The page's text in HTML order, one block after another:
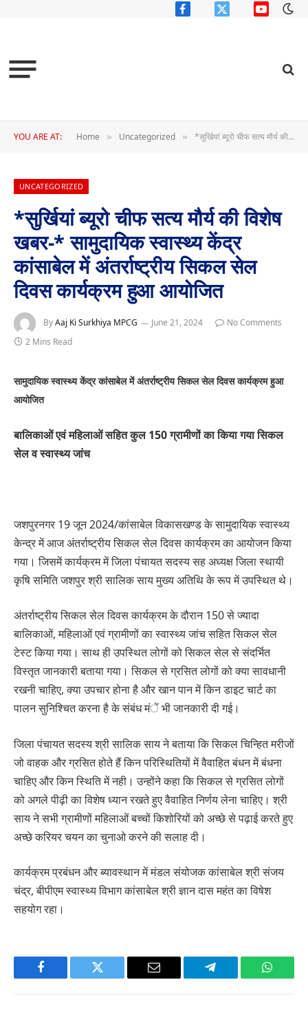
FacebookX
YouTube
YOU ARE AT: Home » Uncategorized » *सुर्खियां ब्यूरो चीफ सत्य मौर्य की विशेष खबर-* सामुदायिक स्वास्थ्य केंद्र कांसाबेल में अंतर्राष्ट्रीय सिकल सेल दिवस कार्यक्रम हुआ आयोजित
UNCATEGORIZED
*सुर्खियां ब्यूरो चीफ सत्य मौर्य की विशेष
खबर-* सामुदायिक स्वास्थ्य केंद्र
कांसाबेल में अंतर्राष्ट्रीय सिकल सेल
दिवस कार्यक्रम हुआ आयोजित
ByAaj Ki Surkhiya MPCG June 21, 2024
No Comments
2 Mins Read
सामुदायिक स्वास्थ्य केंद्र कांसाबेल में अंतर्राष्ट्रीय सिकल सेल दिवस कार्यक्रम हुआ
आयोजित
बालिकाओं एवं महिलाओं सहित कुल 150 ग्रामीणों का किया गया सिकल
सेल व स्वास्थ्य जांच
जशपुरनगर 19 जून 2024/कांसाबेल विकासखण्ड के सामुदायिक स्वास्थ्य
केन्द्र में आज अंतर्राष्ट्रीय सिकल सेल दिवस कार्यक्रम का आयोजन किया
गया। जिसमें कार्यक्रम में जिला पंचायत सदस्य सह अध्यक्ष जिला स्थायी
कृषि समिति जशपुर श्री सालिक साय मुख्य अतिथि के रूप में उपस्थित थे।
अंतर्राष्ट्रीय सिकल सेल दिवस कार्यक्रम के दौरान 150 से ज्यादा
बालिकाओं, महिलाओं एवं ग्रामीणों का स्वास्थ्य जांच सहित सिकल सेल
टेस्ट किया गया। साथ ही उपस्थित लोगों को सिकल सेल से संदर्भित
विस्तृत जानकारी बताया गया। सिकल से ग्रसित लोगों को क्या सावधानी
रखनी चाहिए, क्या उपचार होना है और खान पान में किन डाइट चार्ट का
पालन सुनिश्चित करना है के संबंध मंें भी जानकारी दी गई।
जिला पंचायत सदस्य श्री सालिक साय ने बताया कि सिकल चिन्हित मरीजों
जो वाहक और ग्रसित होते हैं किन परिस्थितियों में वैवाहित बंधन में बंधना
चाहिए और किन स्थिति में नही। उन्होंने कहा कि सिकल से ग्रसित लोगों
को अगले पीढ़ी का विशेष ध्यान रखते हुए वैवाहित निर्णय लेना चाहिए। श्री
साय ने सभी ग्रामीणों महिलाओं बच्चों किशोरियों को अच्छे से पढ़ाई करते हुए
अच्छे करियर चयन का चुनाओ करने की सलाह दी।
कार्यक्रम प्रबंधन और ब्यावस्थान में मंडल संयोजक कांसाबेल श्री संजय
चंद्र, बीपीएम स्वास्थ्य विभाग कांसाबेल श्री ज्ञान दास महंत का विषेश
सहयोग रहा।
Facebook Twitter Email Telegram